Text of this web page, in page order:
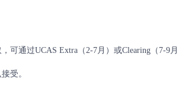
通过UCAS Extra（2-7月）或Clearing（7-9月
受。